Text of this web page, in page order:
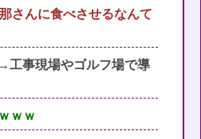
さんに食べさせるなんて
工事現場やゴルフ場で導
ｗｗ